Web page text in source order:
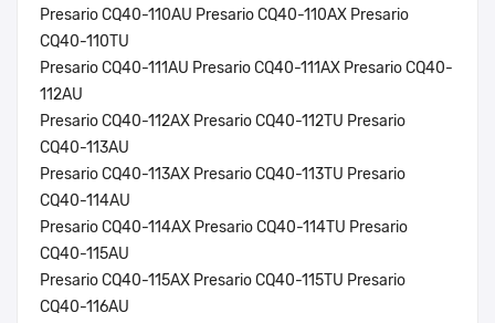
Presario CQ40-110AU Presario CQ40-110AX Presario
CQ40-110TU
Presario CQ40-111AU Presario CQ40-111AX Presario CQ40-
112AU
Presario CQ40-112AX Presario CQ40-112TU Presario
CQ40-113AU
Presario CQ40-113AX Presario CQ40-113TU Presario
CQ40-114AU
Presario CQ40-114AX Presario CQ40-114TU Presario
CQ40-115AU
Presario CQ40-115AX Presario CQ40-115TU Presario
CQ40-116AU